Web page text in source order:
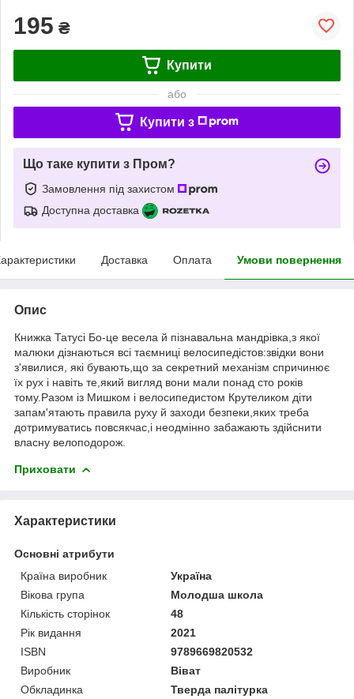
195 ₴
Купити
або
Купити з
Що таке купити з Пром?
Замовлення під захистом
Доступна доставка
Доставка Оплата Умови повернення
Опис
Книжка Татусі Бо-це весела й пізнавальна мандрівка,з якої
малюки дізнаються всі таємниці велосипедістов:звідки вони
з'явилися, які бувають,що за секретний механізм спричинює
їх рух і навіть те,який вигляд вони мали понад сто років
тому.Разом із Мишком і велосипедистом Крутеликом діти
запам'ятають правила руху й заходи безпеки,яких треба
дотримуватись повсякчас,і неодмінно забажають здійснити
власну велоподорож.
Приховати
Характеристики
Основні атрибути
Країна виробник
Україна
Вікова група
Молодша школа
Кількість сторінок
48
Рік видання
2021
ISBN
9789669820532
Виробник
Віват
Обкладинка
Тверда палітурка